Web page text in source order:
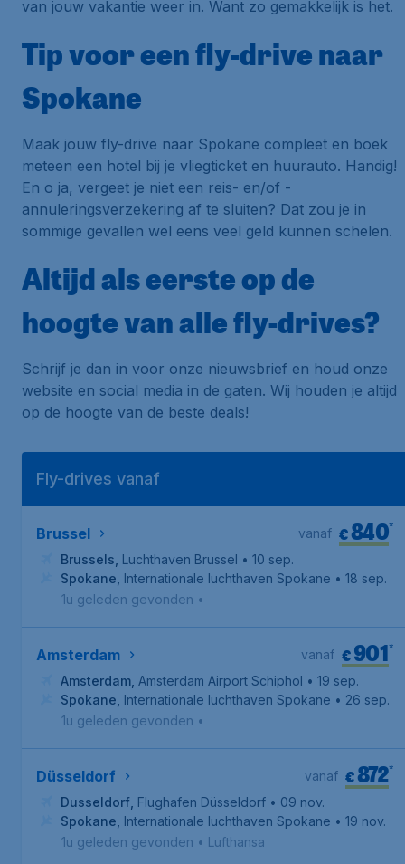
van jouw vakantie weer in. Want zo gemakkelijk is het.
Tip voor een fly-drive naar
Spokane
Maak jouw fly-drive naar Spokane compleet en boek
meteen een hotel bij je vliegticket en huurauto. Handig!
En o ja, vergeet je niet een reis- en/of -
annuleringsverzekering af te sluiten? Dat zou je in
sommige gevallen wel eens veel geld kunnen schelen.
Altijd als eerste op de
hoogte van alle fly-drives?
Schrijf je dan in voor onze nieuwsbrief en houd onze
website en social media in de gaten. Wij houden je altijd
op de hoogte van de beste deals!
Fly-drives vanaf
Brussel €840*
vanaf
Brussels Luchthaven Brussel • 10 sep.
Spokane Internationale luchthaven Spokane • 18 sep.
1u geleden gevonden •
Amsterdam €901*
vanaf
Amsterdam Amsterdam Airport Schiphol • 19 sep.
Spokane Internationale luchthaven Spokane • 26 sep.
1u geleden gevonden •
Düsseldorf €872*
vanaf
Dusseldorf Flughafen Düsseldorf • 09 nov.
Spokane Internationale luchthaven Spokane • 19 nov.
1u geleden gevonden • Lufthansa